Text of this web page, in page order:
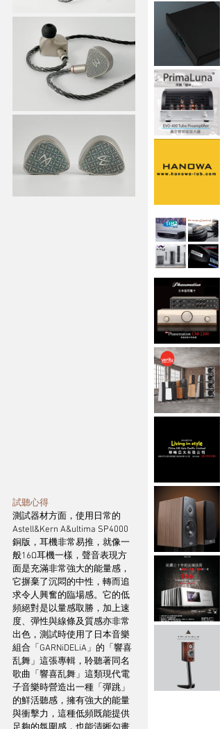
試聽心得
測試器材方面，使用日常的
Astell&Kern A&ultima SP4000
銅版，耳機非常易推，就像一
般16Ω耳機一樣，聲音表現方
面是充滿非常強大的能量感，
它摒棄了沉悶的中性，轉而追
求令人興奮的臨場感。它的低
頻絕對是以量感取勝，加上速
度、彈性與線條及質感亦非常
出色，測試時使用了日本音樂
組合「GARNiDELiA」的「響喜
乱舞」這張專輯，聆聽著同名
歌曲「響喜乱舞」這類現代電
子音樂時營造出一種「彈跳」
的鮮活聽感，擁有強大的能量
與衝擊力，這種低頻既能提供